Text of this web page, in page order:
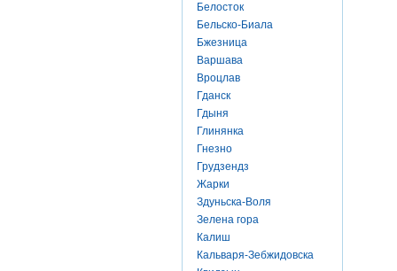
Белосток
Бельско-Биала
Бжезница
Варшава
Вроцлав
Гданск
Гдыня
Глинянка
Гнезно
Грудзендз
Жарки
Здуньска-Воля
Зелена гора
Калиш
Кальваря-Зебжидовска